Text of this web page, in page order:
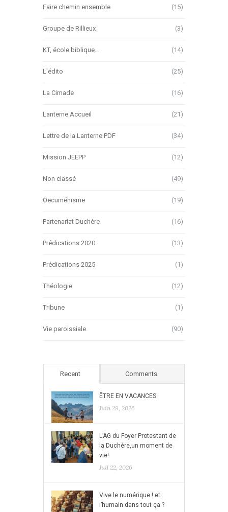
Faire chemin ensemble (15)
Groupe de Rillieux (3)
KT, école biblique… (14)
L'édito (25)
La Cimade (16)
Lanterne Accueil (21)
Lettre de la Lanterne PDF (34)
Mission JEEPP (12)
Non classé (49)
Oecuménisme (19)
Partenariat Duchère (16)
Prédications 2020 (13)
Prédications 2025 (1)
Théologie (12)
Tribune (1)
Vie paroissiale (90)
Recent Comments
ÊTRE EN VACANCES
Juin 29, 2026
L’AG du Foyer Protestant de
la Duchère,un moment de
vie!
Juil 22, 2026
Vive le numérique ! et
l’humain dans tout ça ?